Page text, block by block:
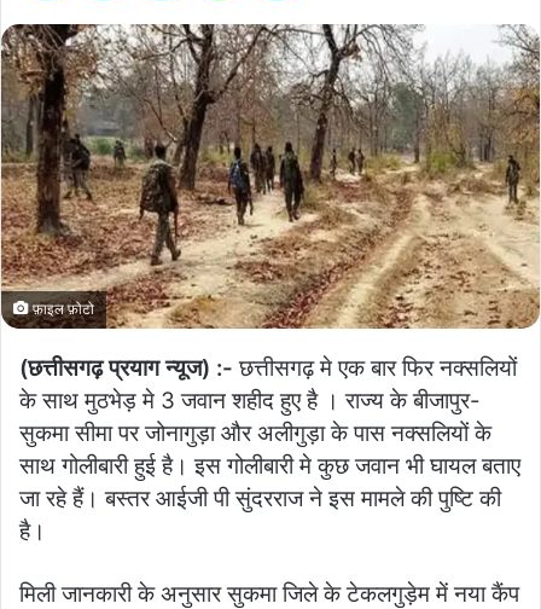
फ़ाइल फ़ोटो
(छत्तीसगढ़ प्रयाग न्यूज) :- छत्तीसगढ़ मे एक बार फिर नक्सलियों
के साथ मुठभेड़ मे 3 जवान शहीद हुए है । राज्य के बीजापुर-
सुकमा सीमा पर जोनागुड़ा और अलीगुड़ा के पास नक्सलियों के
साथ गोलीबारी हुई है। इस गोलीबारी मे कुछ जवान भी घायल बताए
जा रहे हैं। बस्तर आईजी पी सुंदरराज ने इस मामले की पुष्टि की
है।
मिली जानकारी के अनुसार सुकमा जिले के टेकलगुड़ेम में नया कैंप